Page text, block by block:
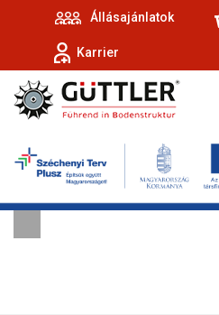
Állásajánlatok
Karrier